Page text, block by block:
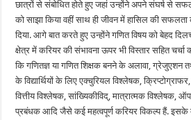
छात्रों से संबोधित होते हुए जहां उन्होंने अपने संघर्ष से
को साझा किया वहीं साथ ही जीवन में हासिल की सफलता
दिया. आगे बात करते हुए उन्होंने गणित विषय को बेहद
क्षेत्र में करियर की संभावना ऊपर भी विस्तार सहित चर्चा
कि गणितज्ञ या गणित शिक्षक बनने के अलावा, ग्रेजुएशन
के विद्यार्थियों के लिए एक्चुरियल विश्लेषक,
वित्तीय विश्लेषक, सांख्यिकीविद्, मात्रात्मक विश्लेषक,
प्रबंधक आदि जैसे कई महत्वपूर्ण करियर विकल्प हैं. इसके